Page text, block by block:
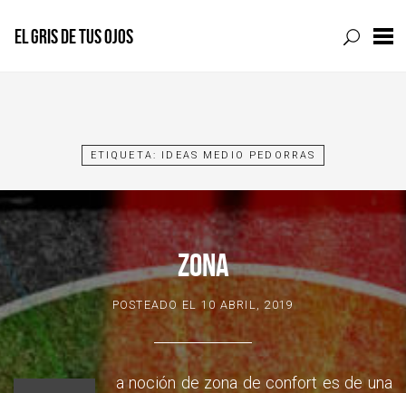
EL GRIS DE TUS OJOS
ETIQUETA: IDEAS MEDIO PEDORRAS
ZONA
POSTEADO EL 10 ABRIL, 2019
a noción de zona de confort es de una